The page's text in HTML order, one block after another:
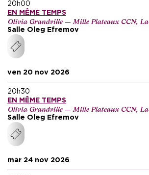
20h00
EN MÊME TEMPS
Olivia Grandville — Mille Plateaux CCN, La
Salle Oleg Efremov
ven 20 nov 2026
20h30
EN MÊME TEMPS
Olivia Grandville — Mille Plateaux CCN, La
Salle Oleg Efremov
mar 24 nov 2026